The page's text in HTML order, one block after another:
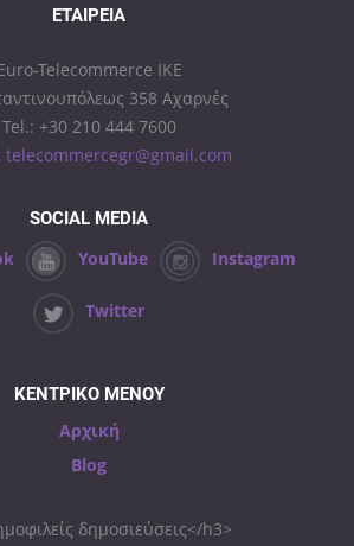
ΕΤΑΙΡΕΊΑ
Telecommerce IKE
358 Αχαρνές
Tel.: +30 210 444 7600
telecommercegr@gmail.com
SOCIAL MEDIA
YouTube Instagram
Twitter
ΚΕΝΤΡΙΚΟ ΜΕΝΟΥ
Αρχική
Blog
δημοσιεύσεις</h3>